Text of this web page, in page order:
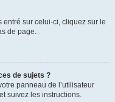
entré sur celui-ci, cliquez sur le
de page.
de sujets ?
panneau de l’utilisateur
suivez les instructions.